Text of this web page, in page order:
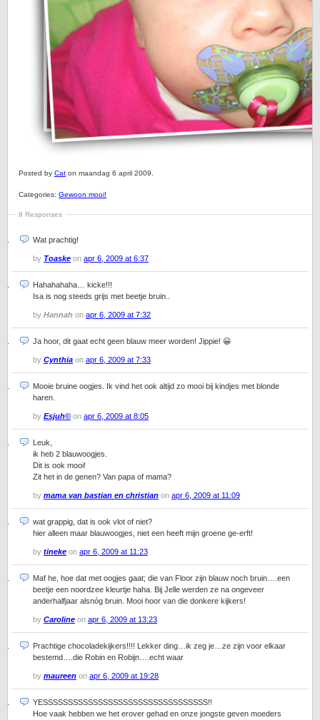
Posted by Cat on maandag 6 april 2009.
Categories: Gewoon mooi!
9 Responses
Wat prachtig!
by Toaske on apr 6, 2009 at 6:37
Hahahahaha… kicke!!!
Isa is nog steeds grijs met beetje bruin..
by Hannah on apr 6, 2009 at 7:32
Ja hoor, dit gaat echt geen blauw meer worden! Jippie! 😀
by Cynthia on apr 6, 2009 at 7:33
Mooie bruine oogjes. Ik vind het ook altijd zo mooi bij kindjes met blonde
haren.
by Esjuh© on apr 6, 2009 at 8:05
Leuk,
ik heb 2 blauwoogjes.
Dit is ook mooi!
Zit het in de genen? Van papa of mama?
by mama van bastian en christian on apr 6, 2009 at 11:09
wat grappig, dat is ook vlot of niet?
hier alleen maar blauwoogjes, niet een heeft mijn groene ge-erft!
by tineke on apr 6, 2009 at 11:23
Maf he, hoe dat met oogjes gaat; die van Floor zijn blauw noch bruin….een
beetje een noordzee kleurtje haha. Bij Jelle werden ze na ongeveer
anderhalfjaar alsnóg bruin. Mooi hoor van die donkere kijkers!
by Caroline on apr 6, 2009 at 13:23
Prachtige chocoladekijkers!!!! Lekker ding…ik zeg je…ze zijn voor elkaar
bestemd….die Robin en Robijn….echt waar
by maureen on apr 6, 2009 at 19:28
YESSSSSSSSSSSSSSSSSSSSSSSSSSSSSSSSS!!
Hoe vaak hebben we het erover gehad en onze jongste geven moeders